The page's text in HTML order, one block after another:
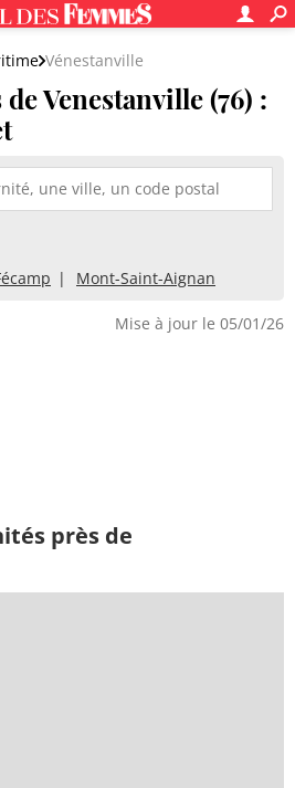
Vénestanville
Venestanville (76) :
Mont-Saint-Aignan
Mise à jour le 05/01/26
près de